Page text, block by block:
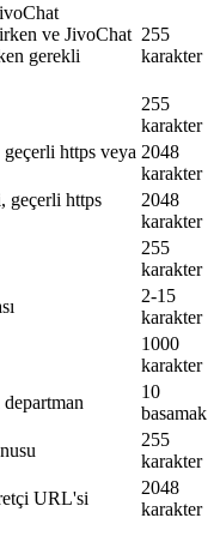
ve JivoChat
gerekli
255
karakter
255
karakter
https veya 2048
karakter
geçerli https
2048
karakter
255
karakter
2-15
karakter
1000
karakter
10
basamak
255
karakter
URL'si
2048
karakter